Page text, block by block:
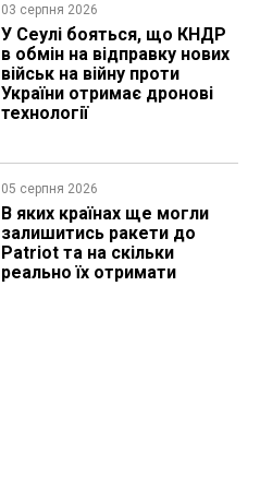
03 серпня 2026
У Сеулі бояться, що КНДР
в обмін на відправку нових
військ на війну проти
України отримає дронові
технології
05 серпня 2026
В яких країнах ще могли
залишитись ракети до
Patriot та на скільки
реально їх отримати